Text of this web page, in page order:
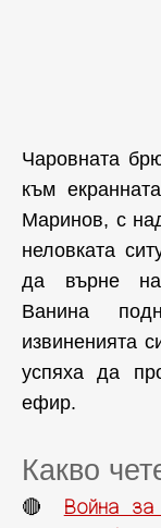
Чаровната
към
Маринов, с
неловката
да върне на
Ванина
извиненията
успяха да
ефир.
Какво
🔴 Война за